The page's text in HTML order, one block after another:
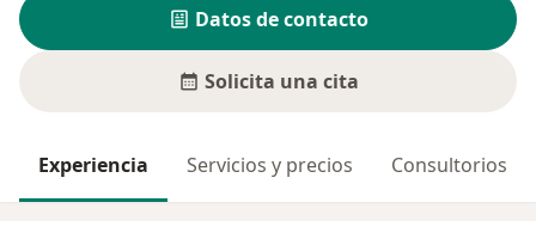
Datos de contacto
Solicita una cita
Experiencia Servicios y precios Consultorios